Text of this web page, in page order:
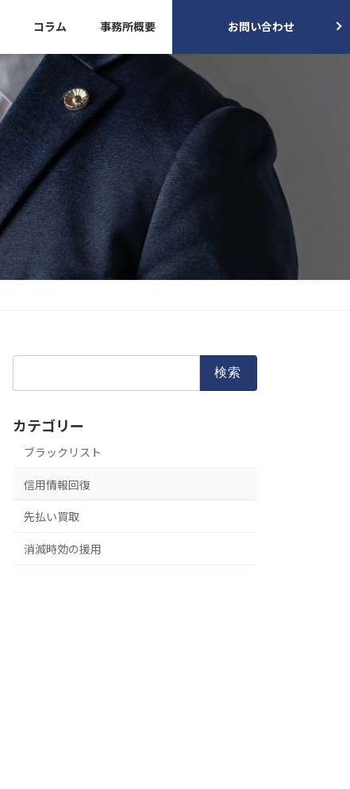
コラム 事務所概要 お問い合わせ
カテゴリー
ブラックリスト
信用情報回復
先払い買取
消滅時効の援用